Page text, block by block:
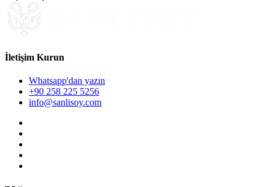
İletişim Kurun
Whatsapp'dan yazın
+90 258 225 5256
info@sanlisoy.com